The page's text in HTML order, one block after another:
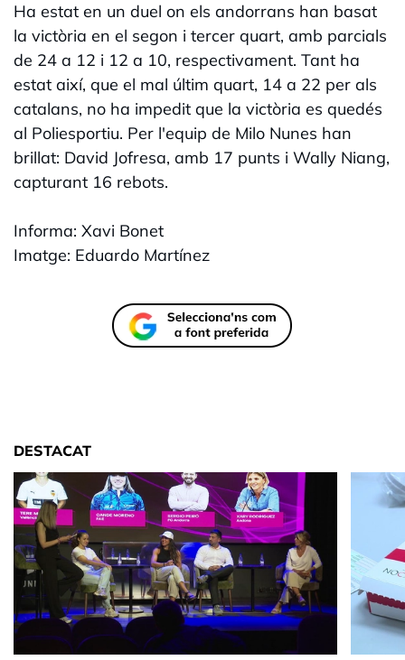
Ha estat en un duel on els andorrans han basat
la victòria en el segon i tercer quart, amb parcials
de 24 a 12 i 12 a 10, respectivament. Tant ha
estat així, que el mal últim quart, 14 a 22 per als
catalans, no ha impedit que la victòria es quedés
al Poliesportiu. Per l'equip de Milo Nunes han
brillat: David Jofresa, amb 17 punts i Wally Niang,
capturant 16 rebots.
Informa: Xavi Bonet
Imatge: Eduardo Martínez
DESTACAT